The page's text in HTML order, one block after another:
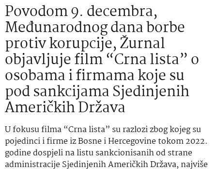
Povodom 9. decembra,
Međunarodnog dana borbe
protiv korupcije, Žurnal
objavljuje film “Crna lista” o
osobama i firmama koje su
pod sankcijama Sjedinjenih
Američkih Država
U fokusu filma “Crna lista” su razlozi zbog kojeg su
pojedinci i firme iz Bosne i Hercegovine tokom 2022.
godine dospjeli na listu sankcionisanih od strane
administracije Sjedinjenih Američkih Država, najviše